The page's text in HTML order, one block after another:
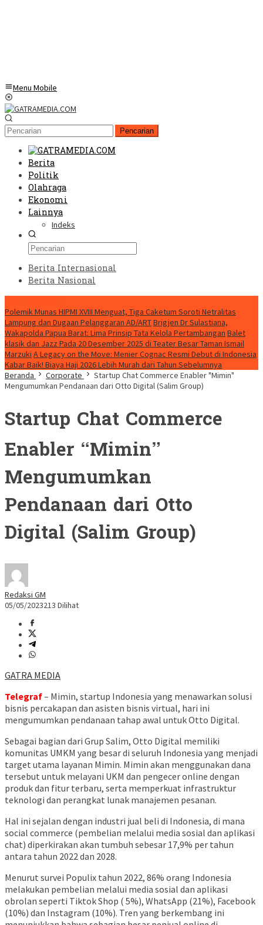
Menu Mobile
Pencarian
Berita
Politik
Olahraga
Ekonomi
Lainnya
Indeks
Berita Internasional
Berita Nasional
Polemik Munas HIPMI XVIII Menguat, Tiga Caketum Soroti Netralitas
Lampung dan Dugaan Pelanggaran AD/ARTBrigjen Dr Sulastiana,
Wakapolda Papua Barat: Lima Prinsip Tata Kelola Pertambangan Balet
klasik dan Jazz Pada 20 Desember 2025 di Teater Besar Taman Ismail
Marzuki A Legacy on the Move: Menier Cognac Resmi Debut di Indonesia
Kabar Baik! Biaya Haji 2026 Lebih Murah dari Tahun Sebelumnya
Beranda
Corporate
Startup Chat Commerce Enabler "Mimin"
Mengumumkan Pendanaan dari Otto Digital (Salim Group)
Startup Chat Commerce
Enabler “Mimin”
Mengumumkan
Pendanaan dari Otto
Digital (Salim Group)
Redaksi GM
05/05/2023213 Dilihat
GATRA MEDIA
Telegraf– Mimin, startup Indonesia yang menawarkan solusi
bisnis percakapan dan asisten bisnis virtual, hari ini
mengumumkan pendanaan tahap awal untuk Otto Digital.
Sebagai bagian dari Grup Salim, Otto Digital memiliki
komunitas UMKM yang besar di seluruh Indonesia yang menjadi
target utama layanan Mimin. Mimin akan menggunakan dana
tersebut untuk melayani UKM dan pengecer online dengan
produk dan fitur terbaru, serta memperkuat infrastruktur
teknologi dan perangkat lunak manajemen pesanan.
Hal ini sejalan dengan industri jual beli di Indonesia, di mana
social commerce (pembelian melalui media sosial dan aplikasi
chat) diperkirakan akan tumbuh sebesar 17,9% per tahun
antara tahun 2022 dan 2028.
Menurut survei Populix tahun 2022, 86% orang Indonesia
melakukan pembelian melalui media sosial dan aplikasi
obrolan seperti Tiktok Shop ( 5%), WhatsApp (21%), Facebook
(10%) dan Instagram (10%). Tren yang berkembang ini